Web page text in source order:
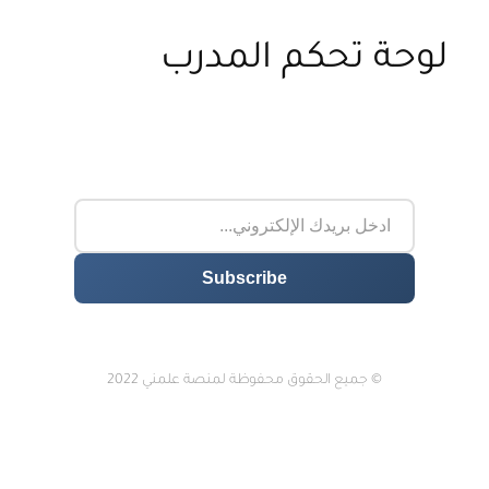
لوحة تحكم المدرب
© جميع الحقوق محفوظة لمنصة علمني 2022